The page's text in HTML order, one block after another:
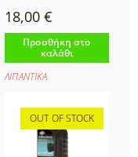
18,00 €
Προσθήκη στο
καλάθι
ΛΙΠΑΝΤΙΚΑ
OUT OF STOCK